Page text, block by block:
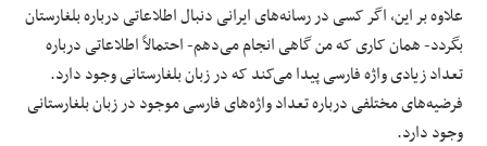
علاوه بر این، اگر کسی در رسانه‌های ایرانی دنبال اطلاعاتی درباره بلغارستان
بگردد- همان کاری که من گاهی انجام می‌دهم- احتمالاً اطلاعاتی درباره
تعداد زیادی واژه فارسی پیدا می‌کند که در زبان بلغارستانی وجود دارد.
فرضیه‌های مختلفی درباره تعداد واژه‌های فارسی موجود در زبان بلغارستانی
وجود دارد.